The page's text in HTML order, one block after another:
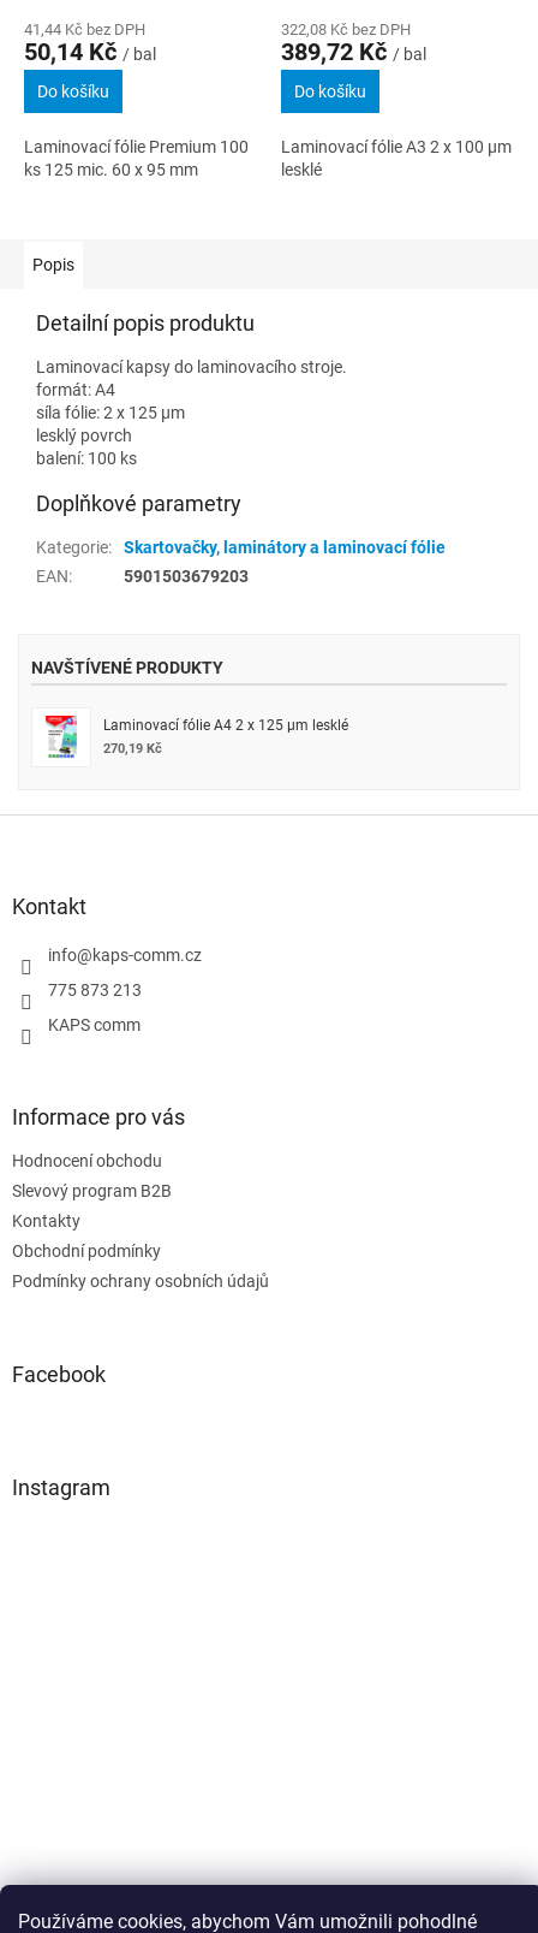
Používáme cookies, abychom Vám umožnili pohodlné
41,44 Kč bez DPH
50,14 Kč / bal
Do košíku
Laminovací fólie Premium 100
ks 125 mic. 60 x 95 mm
322,08 Kč bez DPH
389,72 Kč / bal
Do košíku
Laminovací fólie A3 2 x 100 µm
lesklé
Popis
Detailní popis produktu
Laminovací kapsy do laminovacího stroje.
formát: A4
síla fólie: 2 x 125 µm
lesklý povrch
balení: 100 ks
Doplňkové parametry
Kategorie:
Skartovačky, laminátory a laminovací fólie
EAN: 5901503679203
NAVŠTÍVENÉ PRODUKTY
Laminovací fólie A4 2 x 125 µm lesklé
270,19 Kč
Kontakt
info@kaps-comm.cz
775 873 213
KAPS comm
Informace pro vás
Hodnocení obchodu
Slevový program B2B
Kontakty
Obchodní podmínky
Podmínky ochrany osobních údajů
Facebook
Instagram
Sledovat na Instagramu